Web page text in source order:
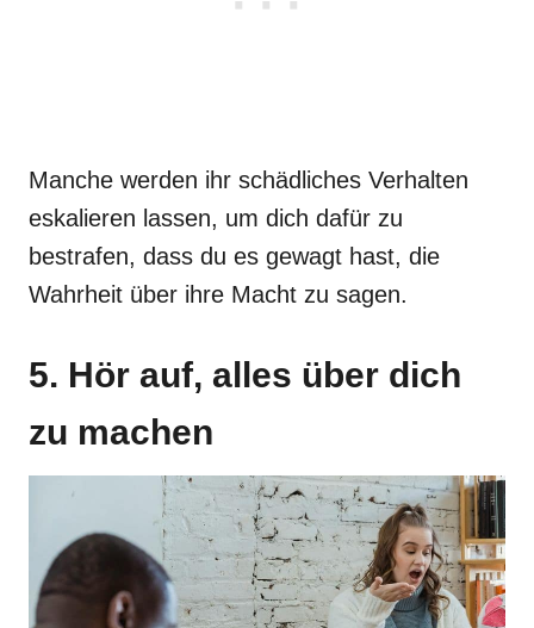
Manche werden ihr schädliches Verhalten
eskalieren lassen, um dich dafür zu
bestrafen, dass du es gewagt hast, die
Wahrheit über ihre Macht zu sagen.
5. Hör auf, alles über dich
zu machen